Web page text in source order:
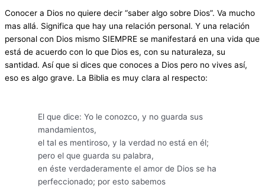
Conocer a Dios no quiere decir “saber algo sobre Dios”. Va mucho
mas allá. Significa que hay una relación personal. Y una relación
personal con Dios mismo SIEMPRE se manifestará en una vida que
está de acuerdo con lo que Dios es, con su naturaleza, su
santidad. Así que si dices que conoces a Dios pero no vives así,
eso es algo grave. La Biblia es muy clara al respecto:
El que dice: Yo le conozco, y no guarda sus
mandamientos,
el tal es mentiroso, y la verdad no está en él;
pero el que guarda su palabra,
en éste verdaderamente el amor de Dios se ha
perfeccionado; por esto sabemos